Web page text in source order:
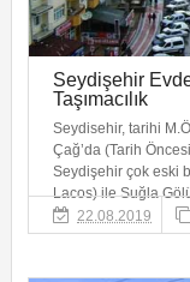
Seydişehir
Taşımacılık
Seydisehir, tarihi
Çağ’da (Tarih
Seydişehir çok eski
Lacos) ile Suğla
22.08.2019